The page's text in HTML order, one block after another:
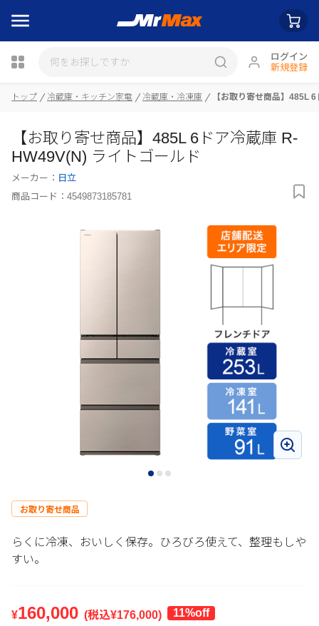
ログイン
新規登録
トップ 冷蔵庫・キッチン家電 冷蔵庫・冷凍庫 【お取り寄せ商品】485L
【お取り寄せ商品】485L 6ドア冷蔵庫 R-
HW49V(N) ライトゴールド
メーカー： 日立
商品コード： 4549873185781
お取り寄せ商品
らくに冷凍、おいしく保存。ひろびろ使えて、整理もしや
すい。
¥160,000 (税込¥176,000)
11%off